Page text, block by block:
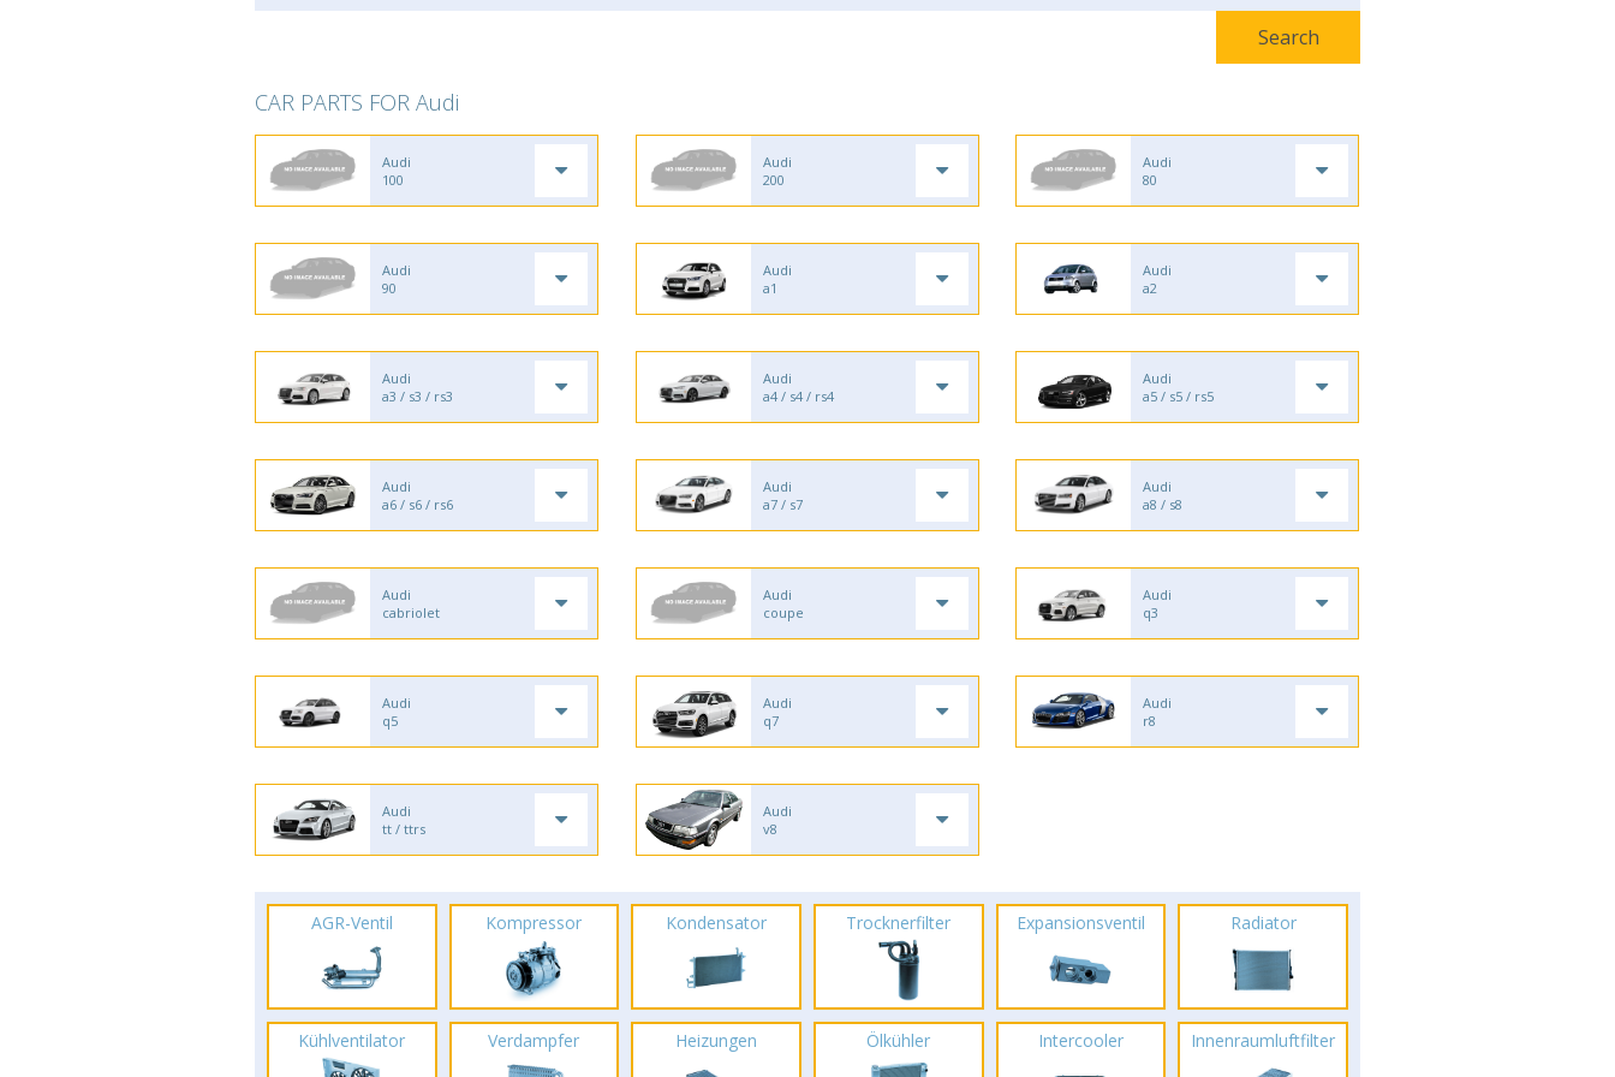
CAR PARTS FOR Audi
Audi
100
Audi
200
Audi
80
Audi
90
Audi
a1
Audi
a2
Audi
a3 / s3 / rs3
Audi
a4 / s4 / rs4
Audi
a5 / s5 / rs5
Audi
a6 / s6 / rs6
Audi
a7 / s7
Audi
a8 / s8
Audi
cabriolet
Audi
coupe
Audi
q3
Audi
q5
Audi
q7
Audi
r8
Audi
tt / ttrs
Audi
v8
AGR-Ventil Kompressor Kondensator Trocknerfilter Expansionsventil Radiator
Kühlventilator Verdampfer Heizungen Ölkühler Intercooler Innenraumluftfilter